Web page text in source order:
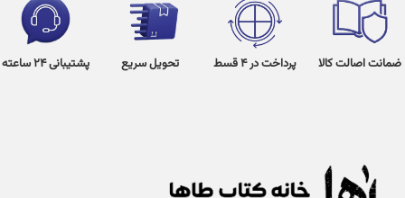
ضمانت اصالت کالا پرداخت در 4 قسط تحویل سریع پشتیبانی 24 ساعته